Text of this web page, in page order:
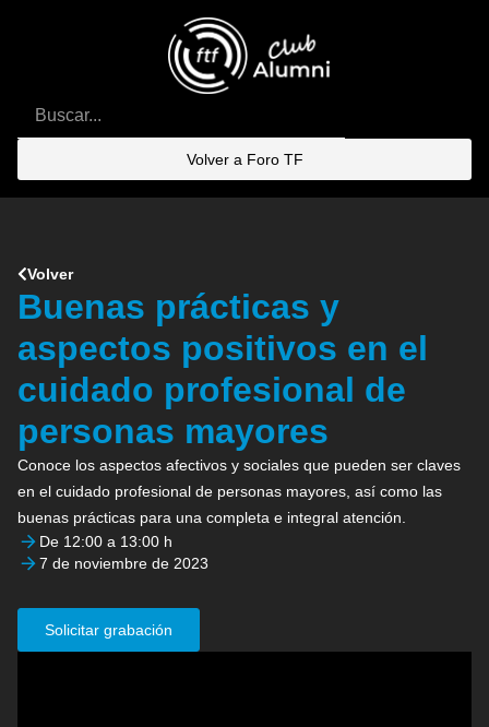
Volver a Foro TF
Volver
Buenas prácticas y
aspectos positivos en el
cuidado profesional de
personas mayores
Conoce los aspectos afectivos y sociales que pueden ser claves
en el cuidado profesional de personas mayores, así como las
buenas prácticas para una completa e integral atención.
De 12:00 a 13:00 h
7 de noviembre de 2023
Solicitar grabación